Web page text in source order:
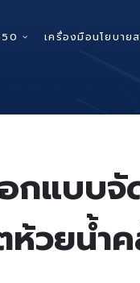
เครื่องมือนโยบาย
อกแบ
ยน้ำคลุ้